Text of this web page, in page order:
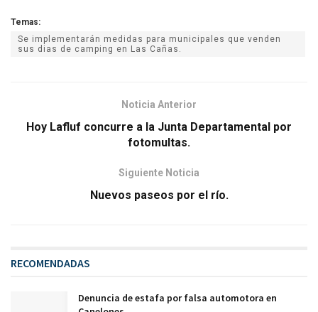
Temas:
Se implementarán medidas para municipales que venden
sus dias de camping en Las Cañas.
Noticia Anterior
Hoy Lafluf concurre a la Junta Departamental por
fotomultas.
Siguiente Noticia
Nuevos paseos por el río.
RECOMENDADAS
Denuncia de estafa por falsa automotora en